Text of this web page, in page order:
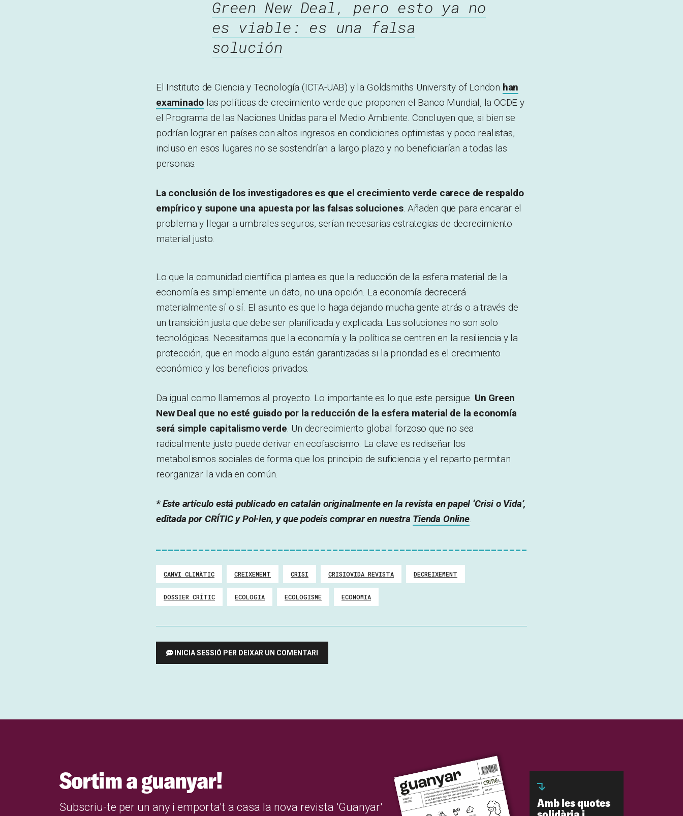
Green New Deal, pero esto ya no
es viable: es una falsa
solución
El Instituto de Ciencia y Tecnología (ICTA-UAB) y la Goldsmiths University of London han
examinado las políticas de crecimiento verde que proponen el Banco Mundial, la OCDE y
el Programa de las Naciones Unidas para el Medio Ambiente. Concluyen que, si bien se
podrían lograr en países con altos ingresos en condiciones optimistas y poco realistas,
incluso en esos lugares no se sostendrían a largo plazo y no beneficiarían a todas las
personas.
La conclusión de los investigadores es que el crecimiento verde carece de respaldo
empírico y supone una apuesta por las falsas soluciones. Añaden que para encarar el
problema y llegar a umbrales seguros, serían necesarias estrategias de decrecimiento
material justo.
Lo que la comunidad científica plantea es que la reducción de la esfera material de la
economía es simplemente un dato, no una opción. La economía decrecerá
materialmente sí o sí. El asunto es que lo haga dejando mucha gente atrás o a través de
un transición justa que debe ser planificada y explicada. Las soluciones no son solo
tecnológicas. Necesitamos que la economía y la política se centren en la resiliencia y la
protección, que en modo alguno están garantizadas si la prioridad es el crecimiento
económico y los beneficios privados.
Da igual como llamemos al proyecto. Lo importante es lo que este persigue. Un Green
New Deal que no esté guiado por la reducción de la esfera material de la economía
será simple capitalismo verde. Un decrecimiento global forzoso que no sea
radicalmente justo puede derivar en ecofascismo. La clave es rediseñar los
metabolismos sociales de forma que los principio de suficiencia y el reparto permitan
reorganizar la vida en común.
* Este artículo está publicado en catalán originalmente en la revista en papel ‘Crisi o Vida’,
editada por CRÍTIC y Pol·len, y que podeis comprar en nuestra Tienda Online.
CANVI CLIMÀTIC CREIXEMENT CRISI CRISIOVIDA REVISTA DECREIXEMENT
DOSSIER CRÍTIC ECOLOGIA ECOLOGISME ECONOMIA
INICIA SESSIÓ PER DEIXAR UN COMENTARI
Sortim a guanyar!
Subscriu-te per un any i emporta't a casa la nova revista 'Guanyar' Amb les quotes